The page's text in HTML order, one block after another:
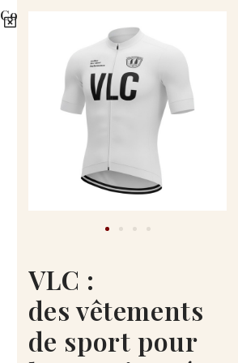
Contact
0,00
VLC :
des vêtements
de sport pour